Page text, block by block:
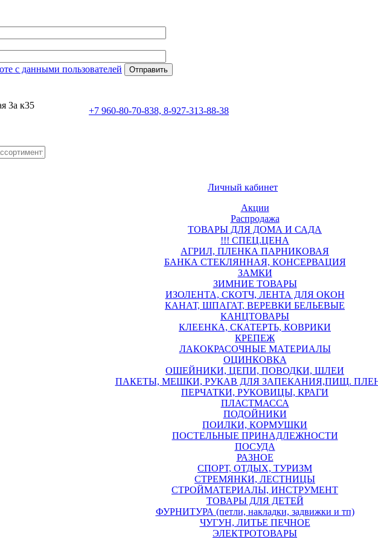
с данными пользователей
3а к35
+7 960-80-70-838, 8-927-313-88-38
Личный кабинет
Акции
Распродажа
ТОВАРЫ ДЛЯ ДОМА И САДА
!!! СПЕЦ.ЦЕНА
АГРИЛ, ПЛЕНКА ПАРНИКОВАЯ
БАНКА СТЕКЛЯННАЯ, КОНСЕРВАЦИЯ
ЗАМКИ
ЗИМНИЕ ТОВАРЫ
ИЗОЛЕНТА, СКОТЧ, ЛЕНТА ДЛЯ ОКОН
КАНАТ, ШПАГАТ, ВЕРЕВКИ БЕЛЬЕВЫЕ
КАНЦТОВАРЫ
КЛЕЕНКА, СКАТЕРТЬ, КОВРИКИ
КРЕПЕЖ
ЛАКОКРАСОЧНЫЕ МАТЕРИАЛЫ
ОЦИНКОВКА
ОШЕЙНИКИ, ЦЕПИ, ПОВОДКИ, ШЛЕИ
ПАКЕТЫ, МЕШКИ, РУКАВ ДЛЯ ЗАПЕКАНИЯ,ПИЩ.
ПЕРЧАТКИ, РУКОВИЦЫ, КРАГИ
ПЛАСТМАССА
ПОДОЙНИКИ
ПОИЛКИ, КОРМУШКИ
ПОСТЕЛЬНЫЕ ПРИНАДЛЕЖНОСТИ
ПОСУДА
РАЗНОЕ
СПОРТ, ОТДЫХ, ТУРИЗМ
СТРЕМЯНКИ, ЛЕСТНИЦЫ
СТРОЙМАТЕРИАЛЫ, ИНСТРУМЕНТ
ТОВАРЫ ДЛЯ ДЕТЕЙ
ФУРНИТУРА (петли, накладки, задвижки и тп)
ЧУГУН, ЛИТЬЕ ПЕЧНОЕ
ЭЛЕКТРОТОВАРЫ